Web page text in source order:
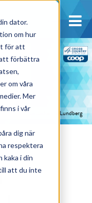
dator.
om hur
för att
att förbättra
om våra
Mer
i vår
dig när
respektera
kaka i din
att du inte
Foto: Johanna Lundberg